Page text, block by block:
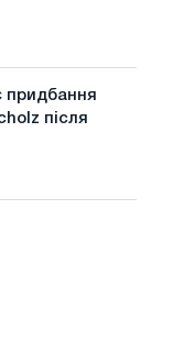
придбання
після